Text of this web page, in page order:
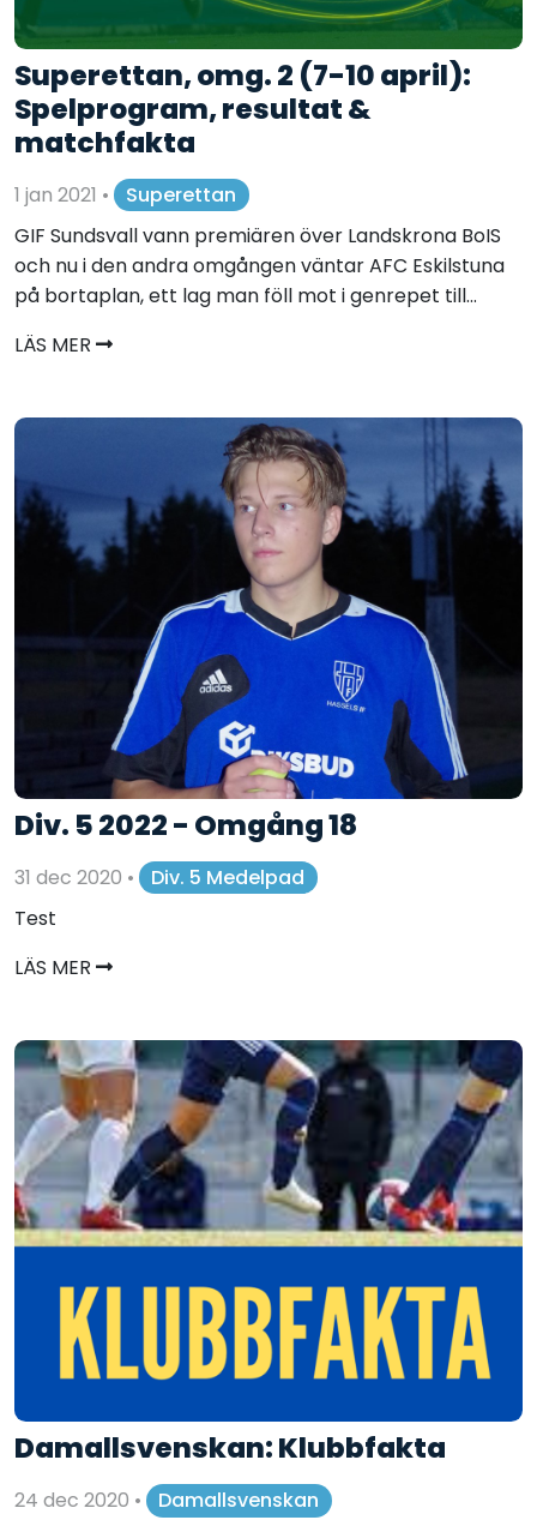
Superettan, omg. 2 (7-10 april):
Spelprogram, resultat &
matchfakta
1 jan 2021 •
Superettan
GIF Sundsvall vann premiären över Landskrona BoIS
och nu i den andra omgången väntar AFC Eskilstuna
på bortaplan, ett lag man föll mot i genrepet till...
LÄS MER
Div. 5 2022 - Omgång 18
31 dec 2020 •
Div. 5 Medelpad
Test
LÄS MER
Damallsvenskan: Klubbfakta
24 dec 2020 •
Damallsvenskan